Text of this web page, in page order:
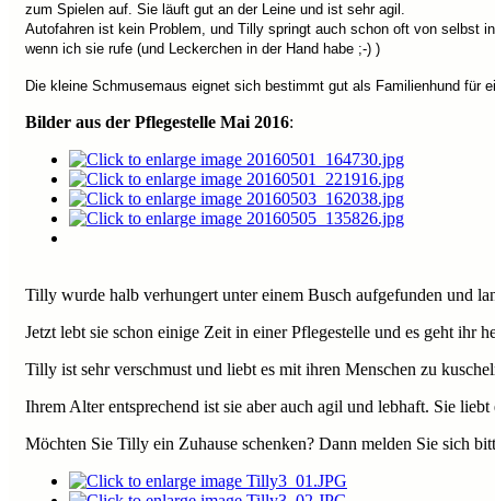
zum Spielen auf. Sie läuft gut an der Leine und ist sehr agil.
Autofahren ist kein Problem, und Tilly springt auch schon oft von selbst
wenn ich sie rufe (und Leckerchen in der Hand habe ;-) )
Die kleine Schmusemaus eignet sich bestimmt gut als Familienhund für
Bilder aus der Pflegestelle Mai 2016:
Tilly wurde halb verhungert unter einem Busch aufgefunden und
Jetzt lebt sie schon einige Zeit in einer Pflegestelle und es geht ihr
Tilly ist sehr verschmust und liebt es mit ihren Menschen zu
Ihrem Alter entsprechend ist sie aber auch agil und lebhaft. Sie
Möchten Sie Tilly ein Zuhause schenken? Dann melden Sie sich